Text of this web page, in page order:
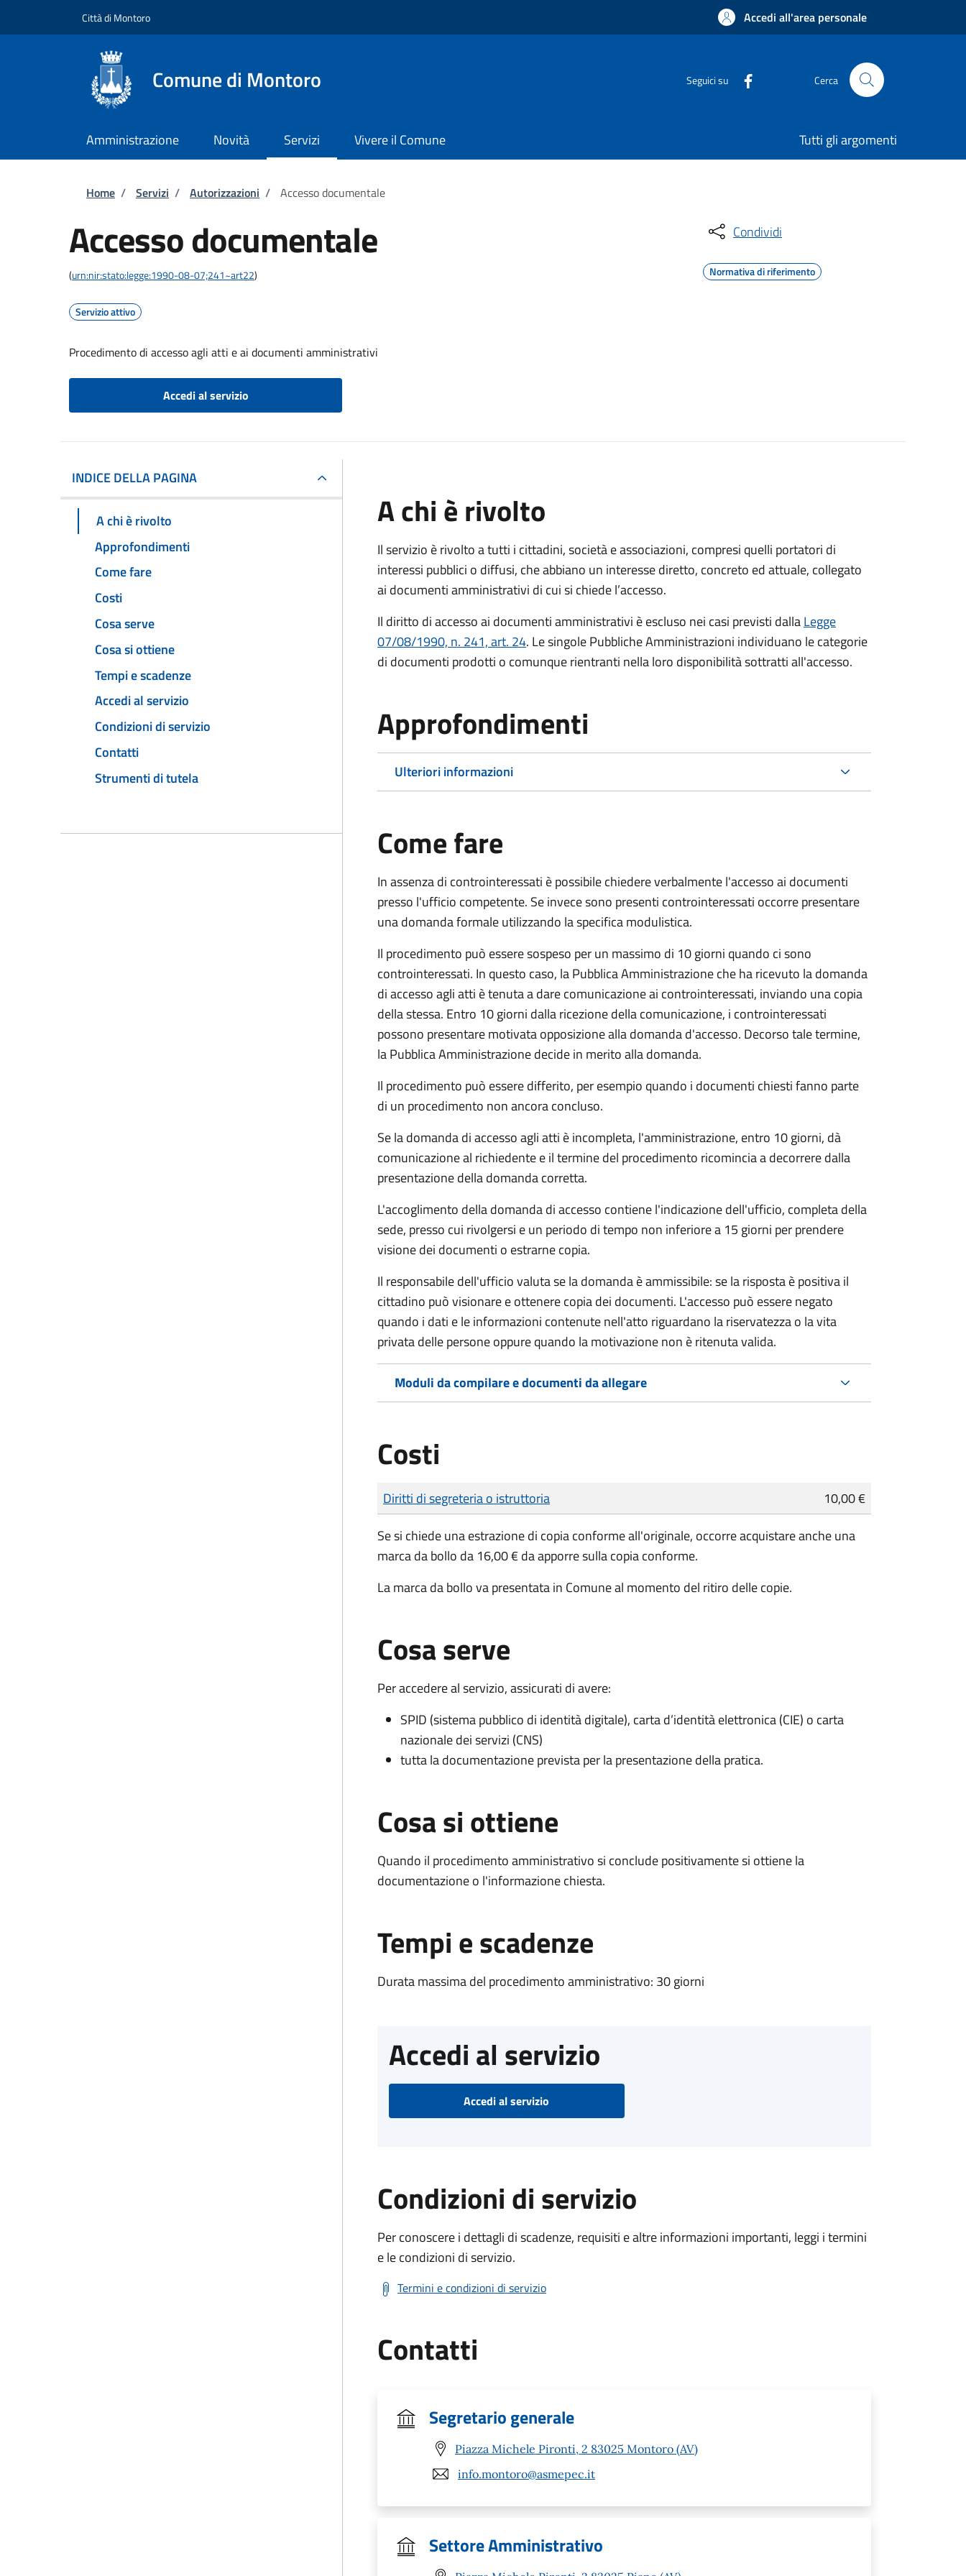
Città di Montoro Accedi all'area personale
Comune di Montoro Seguici su Cerca
Amministrazione Novità Servizi Vivere il Comune Tutti gli argomenti
Briciole di pane
Home / Servizi / Autorizzazioni / Accesso documentale
Accesso documentale
(urn:nir:stato:legge:1990-08-07;241~art22)
Servizio attivo
Procedimento di accesso agli atti e ai documenti amministrativi
Accedi al servizio
Condividi
Normativa di riferimento
INDICE DELLA PAGINA
A chi è rivolto
Approfondimenti
Come fare
Costi
Cosa serve
Cosa si ottiene
Tempi e scadenze
Accedi al servizio
Condizioni di servizio
Contatti
Strumenti di tutela
A chi è rivolto
Il servizio è rivolto a tutti i cittadini, società e associazioni, compresi quelli portatori di
interessi pubblici o diffusi, che abbiano un interesse diretto, concreto ed attuale, collegato
ai documenti amministrativi di cui si chiede l’accesso.
Il diritto di accesso ai documenti amministrativi è escluso nei casi previsti dallaLegge
07/08/1990, n. 241, art. 24. Le singole Pubbliche Amministrazioni individuano le categorie
di documenti prodotti o comunque rientranti nella loro disponibilità sottratti all'accesso.
Approfondimenti
Ulteriori informazioni
Come fare
In assenza di controinteressati è possibile chiedere verbalmente l'accesso ai documenti
presso l'ufficio competente. Se invece sono presenti controinteressati occorre presentare
una domanda formale utilizzando la specifica modulistica.
Il procedimento può essere sospeso per un massimo di 10 giorni quando ci sono
controinteressati. In questo caso, la Pubblica Amministrazione che ha ricevuto la domanda
di accesso agli atti è tenuta a dare comunicazione ai controinteressati, inviando una copia
della stessa. Entro 10 giorni dalla ricezione della comunicazione, i controinteressati
possono presentare motivata opposizione alla domanda d'accesso. Decorso tale termine,
la Pubblica Amministrazione decide in merito alla domanda.
Il procedimento può essere differito, per esempio quando i documenti chiesti fanno parte
di un procedimento non ancora concluso.
Se la domanda di accesso agli atti è incompleta, l'amministrazione, entro 10 giorni, dà
comunicazione al richiedente e il termine del procedimento ricomincia a decorrere dalla
presentazione della domanda corretta.
L'accoglimento della domanda di accesso contiene l'indicazione dell'ufficio, completa della
sede, presso cui rivolgersi e un periodo di tempo non inferiore a 15 giorni per prendere
visione dei documenti o estrarne copia.
Il responsabile dell'ufficio valuta se la domanda è ammissibile: se la risposta è positiva il
cittadino può visionare e ottenere copia dei documenti. L'accesso può essere negato
quando i dati e le informazioni contenute nell'atto riguardano la riservatezza o la vita
privata delle persone oppure quando la motivazione non è ritenuta valida.
Moduli da compilare e documenti da allegare
Costi
Tipo di pagamento
Importo
Diritti di segreteria o istruttoria
10,00 €
Se si chiede una estrazione di copia conforme all'originale, occorre acquistare anche una
marca da bollo da 16,00 € da apporre sulla copia conforme.
La marca da bollo va presentata in Comune al momento del ritiro delle copie.
Cosa serve
Per accedere al servizio, assicurati di avere:
SPID (sistema pubblico di identità digitale), carta d’identità elettronica (CIE) o carta
nazionale dei servizi (CNS)
tutta la documentazione prevista per la presentazione della pratica.
Cosa si ottiene
Quando il procedimento amministrativo si conclude positivamente si ottiene la
documentazione o l'informazione chiesta.
Tempi e scadenze
Durata massima del procedimento amministrativo: 30 giorni
Accedi al servizio
Accedi al servizio
Condizioni di servizio
Per conoscere i dettagli di scadenze, requisiti e altre informazioni importanti, leggi i termini
e le condizioni di servizio.
Termini e condizioni di servizio
Contatti
Segretario generale
Piazza Michele Pironti, 2 83025 Montoro (AV)
info.montoro@asmepec.it
Settore Amministrativo